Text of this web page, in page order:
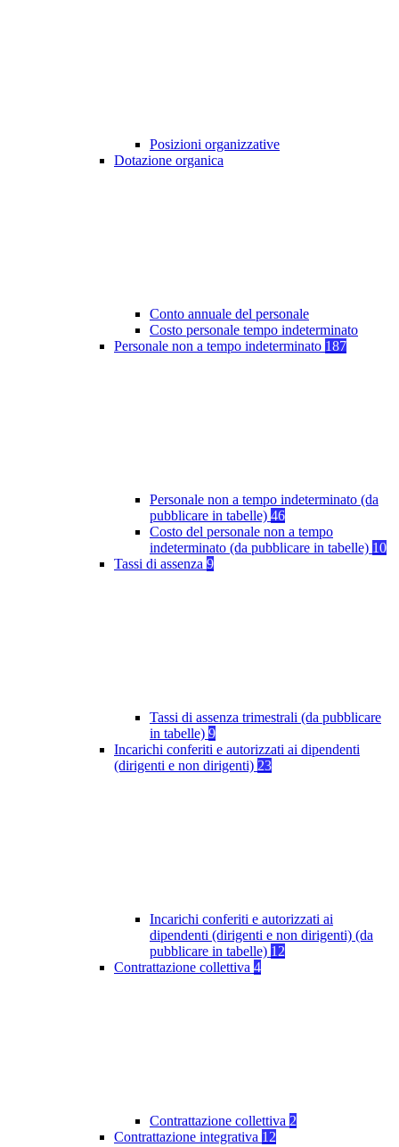
Posizioni organizzative
Dotazione organica
Conto annuale del personale
Costo personale tempo indeterminato
Personale non a tempo indeterminato 187
Personale non a tempo indeterminato (da
pubblicare in tabelle) 46
Costo del personale non a tempo
indeterminato (da pubblicare in tabelle) 10
Tassi di assenza 9
Tassi di assenza trimestrali (da pubblicare
in tabelle) 9
Incarichi conferiti e autorizzati ai dipendenti
(dirigenti e non dirigenti) 23
Incarichi conferiti e autorizzati ai
dipendenti (dirigenti e non dirigenti) (da
pubblicare in tabelle) 12
Contrattazione collettiva 4
Contrattazione collettiva 2
Contrattazione integrativa 12